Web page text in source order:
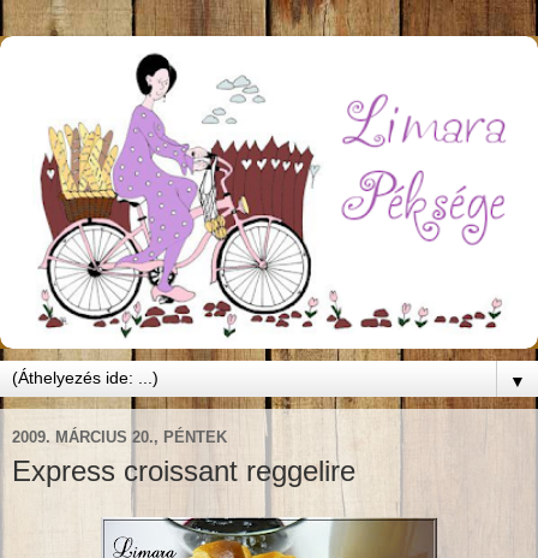
▼
2009. MÁRCIUS 20., PÉNTEK
Express croissant reggelire